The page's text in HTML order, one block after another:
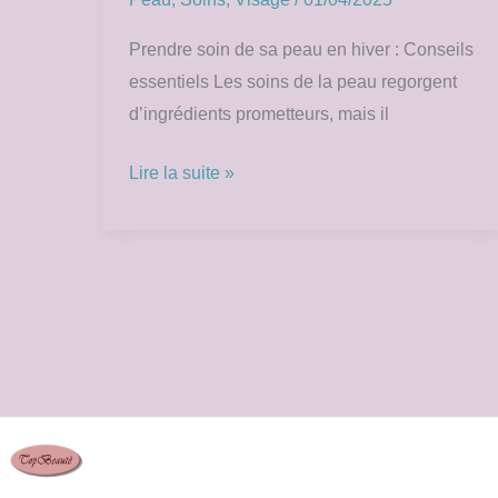
Prendre soin de sa peau en hiver : Conseils
essentiels Les soins de la peau regorgent
d’ingrédients prometteurs, mais il
Lire la suite »